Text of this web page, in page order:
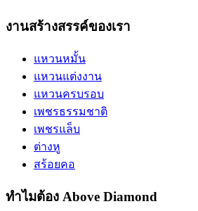
งานสร้างสรรค์ของเรา
แหวนหมั้น
แหวนแต่งงาน
แหวนครบรอบ
เพชรธรรมชาติ
เพชรแล็บ
ต่างหู
สร้อยคอ
ทำไมต้อง Above Diamond